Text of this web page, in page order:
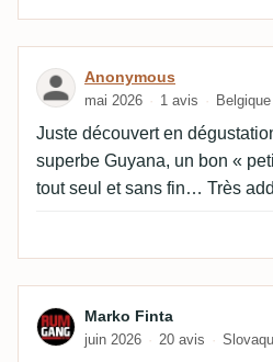
Avis de Anonymous
Anonymous
mai 2026 1 avis Belgique
Juste découvert en
superbe Guyana, un bon «
tout seul et sans fin… Très
Avis de Marko Finta
Marko Finta
juin 2026 20 avis